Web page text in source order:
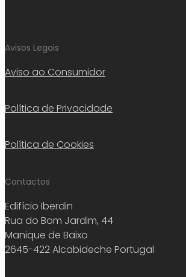
Avisos Legais
Aviso ao Consumidor
Política de Privacidade
Política de Cookies
Contactos
Edifício Iberdin
Rua do Bom Jardim, 44
Manique de Baixo
2645-422 Alcabideche Portugal